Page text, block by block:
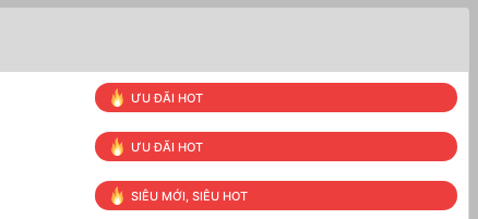
ƯU ĐÃI HOT
ƯU ĐÃI HOT
SIÊU MỚI, SIÊU HOT